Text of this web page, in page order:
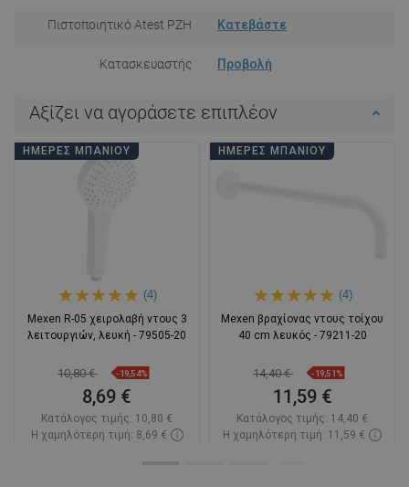
Πιστοποιητικό Atest PZH Κατεβάστε
Κατασκευαστής Προβολή
Αξίζει να αγοράσετε επιπλέον
ΗΜΈΡΕΣ ΜΠΆΝΙΟΥ
(4)
Mexen R-05 χειρολαβή ντους 3
λειτουργιών, λευκή - 79505-20
10,80 € -19,54%
8,69 €
Κατάλογος τιμής: 10,80 €
Η χαμηλότερη τιμή: 8,69 €
ΗΜΈΡΕΣ ΜΠΆΝΙΟΥ
(4)
Mexen βραχίονας ντους τοίχου
40 cm λευκός - 79211-20
14,40 € -19,51%
11,59 €
Κατάλογος τιμής: 14,40 €
Η χαμηλότερη τιμή: 11,59 €